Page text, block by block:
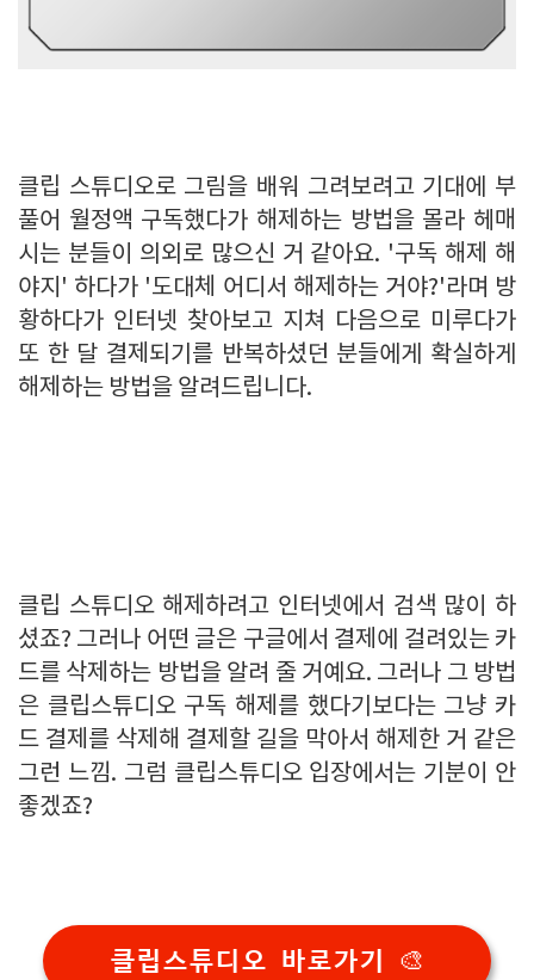
클립 스튜디오로 그림을 배워 그려보려고 기대에 부
풀어 월정액 구독했다가 해제하는 방법을 몰라 헤매
시는 분들이 의외로 많으신 거 같아요. '구독 해제 해
야지' 하다가 '도대체 어디서 해제하는 거야?'라며 방
황하다가 인터넷 찾아보고 지쳐 다음으로 미루다가
또 한 달 결제되기를 반복하셨던 분들에게 확실하게
해제하는 방법을 알려드립니다.
클립 스튜디오 해제하려고 인터넷에서 검색 많이 하
셨죠? 그러나 어떤 글은 구글에서 결제에 걸려있는 카
드를 삭제하는 방법을 알려 줄 거예요. 그러나 그 방법
은 클립스튜디오 구독 해제를 했다기보다는 그냥 카
드 결제를 삭제해 결제할 길을 막아서 해제한 거 같은
그런 느낌. 그럼 클립스튜디오 입장에서는 기분이 안
좋겠죠?
클립스튜디오 바로가기 🎨